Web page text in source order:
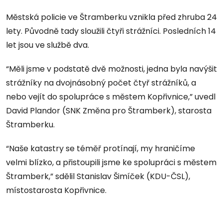
Městská policie ve Štramberku vznikla před zhruba 24
lety. Původně tady sloužili čtyři strážníci. Posledních 14
let jsou ve službě dva.
“Měli jsme v podstatě dvě možnosti, jedna byla navýšit
strážníky na dvojnásobný počet čtyř strážníků, a
nebo vejít do spolupráce s městem Kopřivnice,” uvedl
David Plandor (SNK Změna pro Štramberk), starosta
Štramberku.
“Naše katastry se téměř protínají, my hraničíme
velmi blízko, a přistoupili jsme ke spolupráci s městem
Štramberk,” sdělil Stanislav Šimíček (KDU-ČSL),
místostarosta Kopřivnice.